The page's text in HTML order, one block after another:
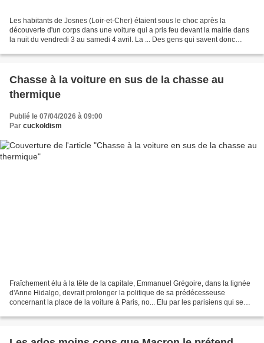
Les habitants de Josnes (Loir-et-Cher) étaient sous le choc après la
découverte d'un corps dans une voiture qui a pris feu devant la mairie dans
la nuit du vendredi 3 au samedi 4 avril. La ... Des gens qui savent donc
Chasse à la voiture en sus de la chasse au
thermique
Publié le 07/04/2026 à 09:00
Par cuckoldism
Fraîchement élu à la tête de la capitale, Emmanuel Grégoire, dans la lignée
d'Anne Hidalgo, devrait prolonger la politique de sa prédécesseuse
concernant la place de la voiture à Paris, no... Elu par les parisiens qui se